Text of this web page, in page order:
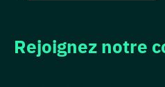
Rejoignez notre